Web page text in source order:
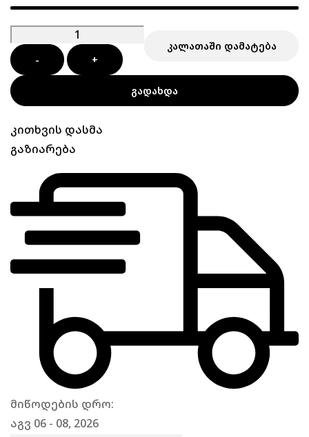
- +
ᲙᲐᲚᲐᲗᲐᲨᲘ ᲓᲐᲛᲐᲢᲔᲑᲐ
ᲒᲐᲓᲐᲮᲓᲐ
კითხვის დასმა
გაზიარება
მიწოდების დრო:
აგვ 06 - 08, 2026